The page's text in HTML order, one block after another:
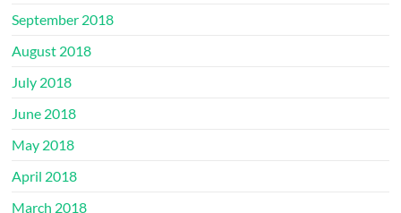
September 2018
August 2018
July 2018
June 2018
May 2018
April 2018
March 2018